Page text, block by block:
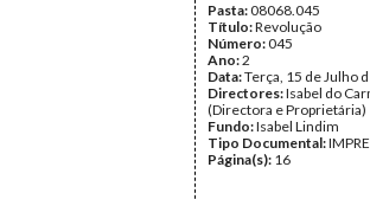
Pasta:08068.045
Título:Revolução
Número:045
Ano:2
Data:Terça, 15 de Julho
Directores:Isabel do
(Directora e Proprietária)
Fundo:Isabel Lindim
Tipo Documental:
Página(s): 16